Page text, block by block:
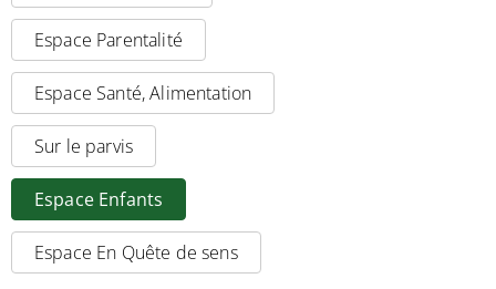
Espace Parentalité
Espace Santé, Alimentation
Sur le parvis
Espace Enfants
Espace En Quête de sens